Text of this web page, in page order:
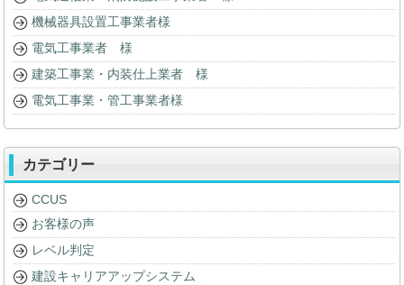
機械器具設置工事業者様
電気工事業者 様
建築工事業・内装仕上業者 様
電気工事業・管工事業者様
カテゴリー
CCUS
お客様の声
レベル判定
建設キャリアアップシステム